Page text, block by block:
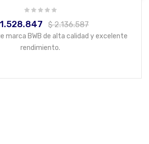
Precio
base
$ 2.136.587
marca BWB de alta calidad y excelente
rendimiento.